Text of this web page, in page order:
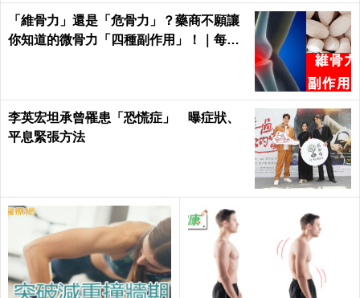
「維骨力」還是「危骨力」？藥商不願讓
你知道的微骨力「四種副作用」！｜每日
李英宏坦承曾罹患「恐慌症」 曝症狀、
平息緊張方法